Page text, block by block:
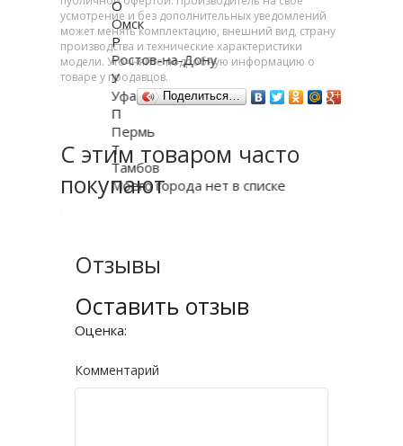
усмотрение и без дополнительных уведомлений
может менять комплектацию, внешний вид, страну
производства и технические характеристики
модели. Уточняйте подробную информацию о
товаре у продавцов.
Поделиться…
С этим товаром часто
покупают
Отзывы
Оставить отзыв
Оценка:
Комментарий
О
Омск
Р
Ростов-на-Дону
У
Уфа
П
Пермь
Т
Тамбов
Моего города нет в списке